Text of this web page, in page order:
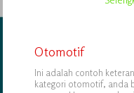
Otomotif
Ini adalah contoh
kategori otomotif, anda